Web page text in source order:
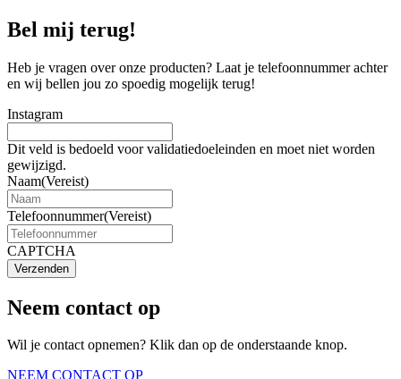
Bel mij terug!
Heb je vragen over onze producten? Laat je telefoonnummer achter
en wij bellen jou zo spoedig mogelijk terug!
Instagram
Dit veld is bedoeld voor validatiedoeleinden en moet niet worden
gewijzigd.
Naam(Vereist)
Telefoonnummer(Vereist)
CAPTCHA
Verzenden
Neem contact op
Wil je contact opnemen? Klik dan op de onderstaande knop.
NEEM CONTACT OP